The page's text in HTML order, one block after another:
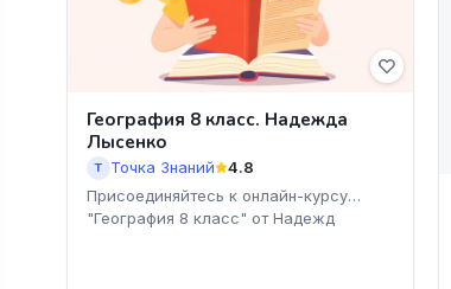
География 8 класс. Надежда
Лысенко
Т Точка Знаний
4.8
Присоединяйтесь к онлайн-курсу
"География 8 класс" от Надежд